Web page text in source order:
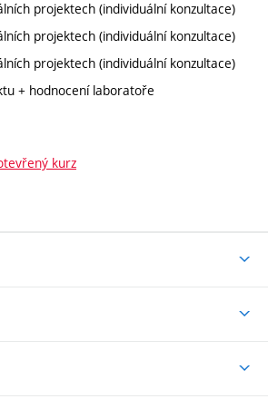
projektech (individuální konzultace)
projektech (individuální konzultace)
projektech (individuální konzultace)
+ hodnocení laboratoře
kurz